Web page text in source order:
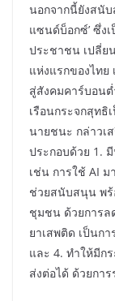
นอกจากนี้ยังสนับ
แซนด์บ็อกซ์’ ซึ่ง
ประชาชน เปลี่ย
แห่งแรกของไทย
สู่สังคมคาร์บอน
เรือนกระจกสุทธิ
นายชนะ กล่าวเ
ประกอบด้วย 1.
เช่น การใช้ AI
ช่วยสนับสนุน พร้
ชุมชน ด้วยการล
ยาเสพติด เป็นก
และ 4. ทำให้มีก
ส่งต่อได้ ด้วยกา